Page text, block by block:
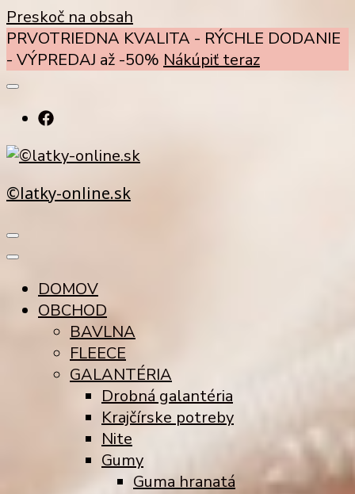
Preskoč na obsah
PRVOTRIEDNA KVALITA - RÝCHLE DODANIE
- VÝPREDAJ až -50% Nákúpiť teraz
©latky-online.sk
DOMOV
OBCHOD
BAVLNA
FLEECE
GALANTÉRIA
Drobná galantéria
Krajčírske potreby
Nite
Gumy
Guma hranatá